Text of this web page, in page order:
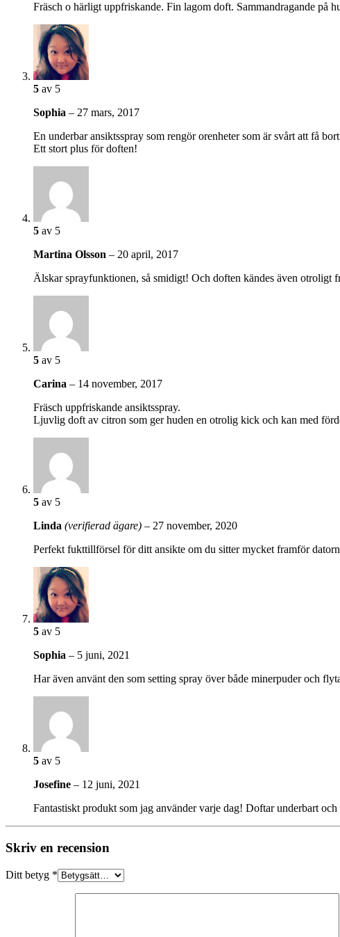
Fräsch o härligt uppfriskande. Fin lagom doft. Sammandragande på
5 av 5
Sophia – 27 mars, 2017
En underbar ansiktsspray som rengör orenheter som är svårt att få
Ett stort plus för doften!
5 av 5
Martina Olsson – 20 april, 2017
Älskar sprayfunktionen, så smidigt! Och doften kändes även otroligt
5 av 5
Carina – 14 november, 2017
Fräsch uppfriskande ansiktsspray.
Ljuvlig doft av citron som ger huden en otrolig kick och kan med
5 av 5
Linda (verifierad ägare) – 27 november, 2020
Perfekt fukttillförsel för ditt ansikte om du sitter mycket framför
5 av 5
Sophia – 5 juni, 2021
Har även använt den som setting spray över både minerpuder och
5 av 5
Josefine – 12 juni, 2021
Fantastiskt produkt som jag använder varje dag! Doftar underbart
Skriv en recension
Ditt betyg *